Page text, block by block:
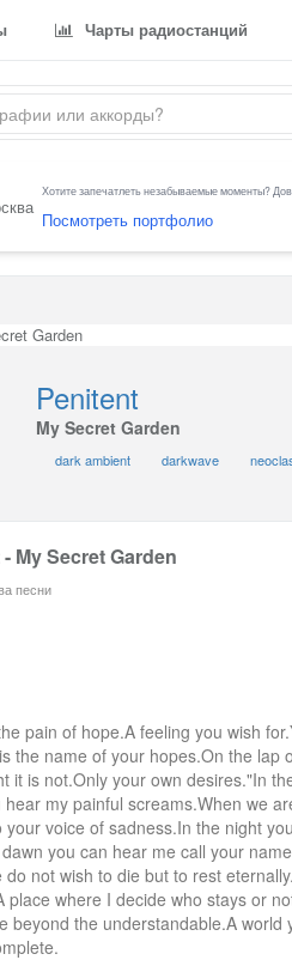
Чарты радиостанций
Хотите запечатлеть незабываемые моменты?
Посмотреть портфолио
Garden
Penitent
My Secret Garden
dark ambient darkwave
My Secret Garden
песни
pain of hope.A feeling you wish
the name of your hopes.On the lap
it is not.Only your own desires."In
my painful screams.When we
voice of sadness.In the night
you can hear me call your
not wish to die but to rest
place where I decide who stays or
beyond the understandable.A world